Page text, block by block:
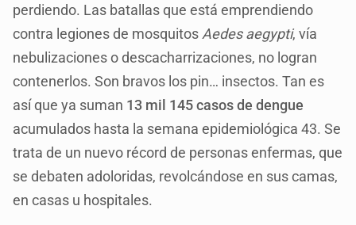
perdiendo. Las batallas que está emprendiendo
contra legiones de mosquitos Aedes aegypti, vía
nebulizaciones o descacharrizaciones, no logran
contenerlos. Son bravos los pin… insectos. Tan es
así que ya suman 13 mil 145 casos de dengue
acumulados hasta la semana epidemiológica 43. Se
trata de un nuevo récord de personas enfermas, que
se debaten adoloridas, revolcándose en sus camas,
en casas u hospitales.